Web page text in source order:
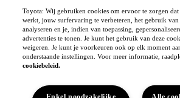
Verkoopafspraak(Opent in een nieuw venster)
Contacteer ons
Onze verdelers
FAQ (Veelgestelde vragen)
Wettelijke vermelding
Privéleven
Data sharing
Cookies
MyToyota app
Toyota: Wij gebruiken cookies om ervoor te zorgen dat
werkt, jouw surfervaring te verbeteren, het gebruik van
analyseren en je, indien van toepassing,
advertenties te tonen. Je kunt het gebruik van deze
weigeren. Je kunt je voorkeuren ook op elk moment
onderstaande instellingen. Voor meer informatie,
cookiebeleid.